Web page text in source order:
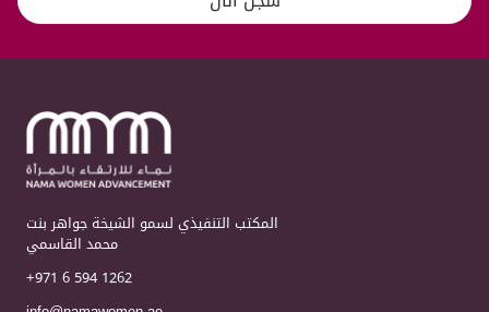
المكتب التنفيذي لسمو الشيخة جواهر بنت
محمد القاسمي
+971 6 594 1262